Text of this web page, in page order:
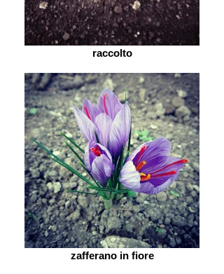
raccolto
zafferano in fiore